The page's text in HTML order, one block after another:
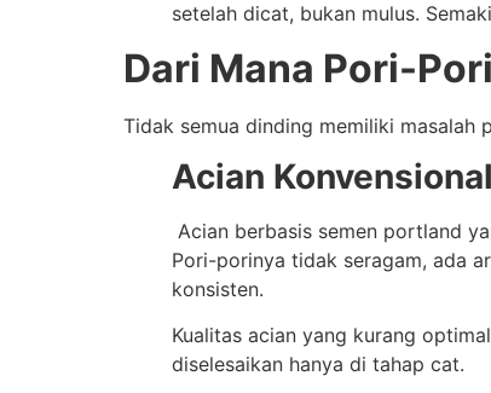
setelah dicat, bukan mulus.
Dari Mana Pori-
Tidak semua dinding memiliki masalah
Acian
Acian berbasis semen portland
Pori-porinya tidak seragam, ada
konsisten.
Kualitas acian yang kurang
diselesaikan hanya di tahap cat.